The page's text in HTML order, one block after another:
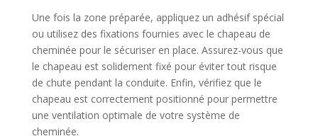
Une fois la zone préparée, appliquez un adhésif spécial
ou utilisez des fixations fournies avec le chapeau de
cheminée pour le sécuriser en place. Assurez-vous que
le chapeau est solidement fixé pour éviter tout risque
de chute pendant la conduite. Enfin, vérifiez que le
chapeau est correctement positionné pour permettre
une ventilation optimale de votre système de
cheminée.